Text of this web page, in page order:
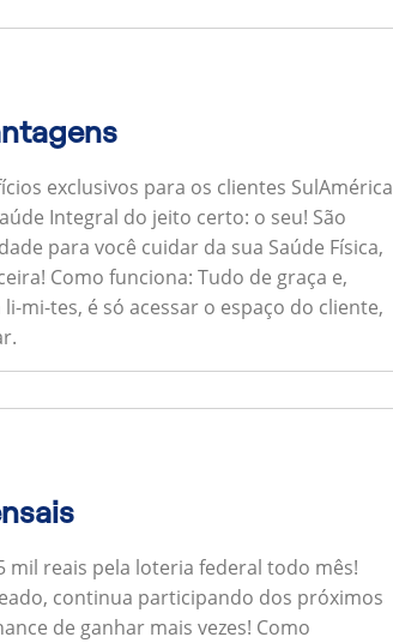
exclusivos para os clientes SulAmérica
Integral do jeito certo: o seu! São
para você cuidar da sua Saúde Física,
Como funciona: Tudo de graça e,
mi-tes, é só acessar o espaço do cliente,
mil reais pela loteria federal todo mês!
continua participando dos próximos
de ganhar mais vezes! Como